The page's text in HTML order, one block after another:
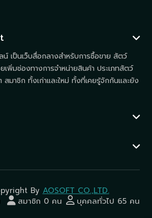
น์ เป็นเว็บสื่อกลางสำหรับการซื้อขาย สัตว์
พิ่มช่องทางการจำหน่ายสินค้า ประเภทสัตว์
มาชิก ทั้งเก่าและใหม่ ทั้งที่เคยรู้จักกันและยัง
By AOSOFT CO.,LTD.
สมาชิก 0 คน บุคคลทั่วไป 65 คน